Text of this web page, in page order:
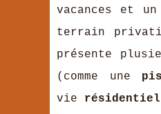
vacances et
terrain
présente
(comme une
vie